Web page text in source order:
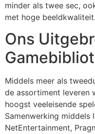
panel
panel
panel
Panel
minder als twee sec,
met hoge beeldkwaliteit.
Ons
Middels meer als
de assortiment leveren
hoogst veeleisende
Samenwerking middels
NetEntertainment,